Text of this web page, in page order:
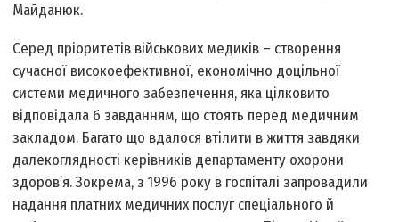
Майданюк.
Серед пріоритетів військових медиків – створення
сучасної високоефективної, економічно доцільної
системи медичного забезпечення, яка цілковито
відповідала б завданням, що стоять перед медичним
закладом. Багато що вдалося втілити в життя завдяки
далекоглядності керівників департаменту охорони
здоров’я. Зокрема, з 1996 року в госпіталі запровадили
надання платних медичних послуг спеціального й